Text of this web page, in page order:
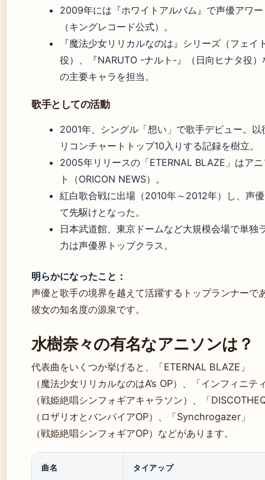
2009年には『ホワイトアルバム』で声優アワ
（キングレコード公式）。
『魔法少女リリカルなのは』シリーズ（フェイ
役）、『NARUTO -ナルト-』（日向ヒナタ役
の主要キャラを担当。
歌手としての活動
2001年、シングル「想い」で歌手デビュー。
リコンチャートトップ10入りする記録を樹立。
2005年リリースの「ETERNAL BLAZE」はア
ト（ORICON NEWS）。
紅白歌合戦に出場（2010年～2012年）し、声
て先駆けとなった。
日本武道館、東京ドームなど大規模会場で単独
力は声優界トップクラス。
明らかになったこと：
声優と歌手の境界を越えて活躍するトップランナーで
彼女の知名度の源泉です。
水樹奈々の有名なアニソンは？
代表曲をいくつか挙げると、「ETERNAL BLAZE」
（魔法少女リリカルなのはA’s OP）、「インフィニテ
（戦姫絶唱シンフォギアキャラソン）、「
（ロザリオとバンパイアOP）、「Synchrogazer」
（戦姫絶唱シンフォギアOP）などがあります。
曲名 タイアップ